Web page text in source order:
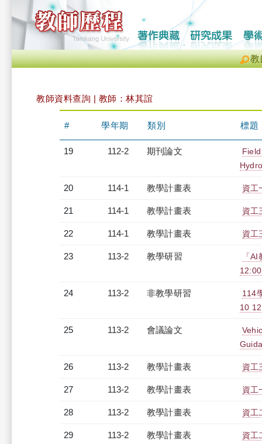
教
教師資料查詢 | 教師：林其誼
# 學年期 類別 標題
19 112-2 期刊論文
20 114-1 教學計畫表 資工
21 114-1 教學計畫表 資工
22 114-1 教學計畫表 資工
23 113-2 教學研習
「
24 113-2 非教學研習
114
10
25 113-2 會議論文
26 113-2 教學計畫表 資工
27 113-2 教學計畫表 資工
28 113-2 教學計畫表 資工
29 113-2 教學計畫表 資工